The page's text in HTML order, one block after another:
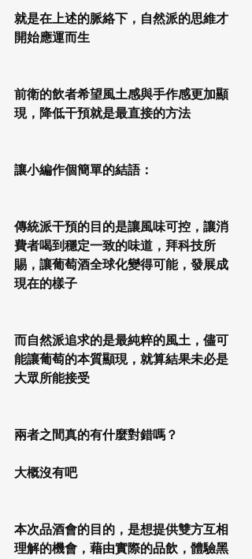
就是在上述的脈絡下，自然派的思維才
開始應運而生
前衛的飲者希望風土感與手作感更加顯
現，降低干預就是最直接的方法
讓小編作個簡單的結語：
傳統派干預的目的是讓風味可控，讓消
費者喝到穩定一致的味道，拜科技所
賜，讓葡萄酒全球化變得可能，發展成
現在的樣子
而自然派追求的是最純粹的風土，儘可
能讓葡萄的本質顯現，就算結果未必是
大眾所能接受
兩者之間真的有什麼對錯嗎？
大概沒有吧
本次品酒會的目的，是想提供雙方互相
理解的機會，藉由實際的品飲，體驗黑